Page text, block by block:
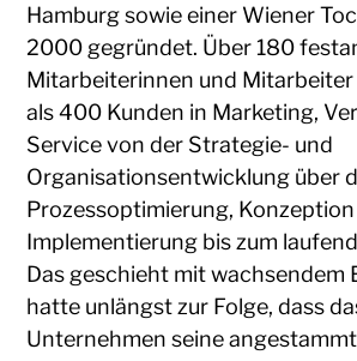
Hamburg sowie einer Wiener
2000 gegründet. Über 180
Mitarbeiterinnen und
als 400 Kunden in Marketing,
Service von der Strategie- und
Organisationsentwicklung über
Prozessoptimierung,
Implementierung bis zum
Das geschieht mit wachsendem
hatte unlängst zur Folge, dass
Unternehmen seine